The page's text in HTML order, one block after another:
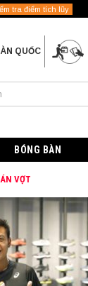
tra điểm tích lũy
QUỐC
BÓNG BÀN
VỢT